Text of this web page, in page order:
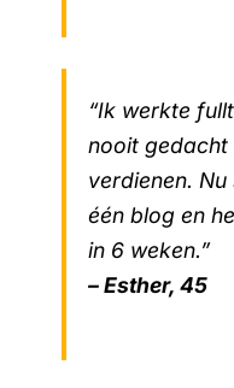
“Ik werkte
nooit gedacht
verdienen.
één blog en
in 6 weken.”
– Esther, 45